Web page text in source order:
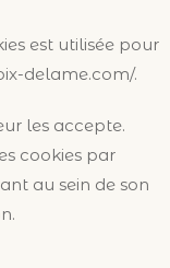
est utilisée pour
delame.com/.
les accepte.
cookies par
au sein de son